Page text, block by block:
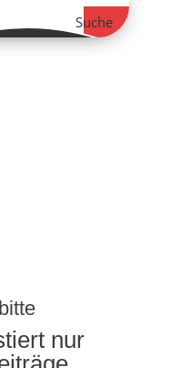
Suche
nur